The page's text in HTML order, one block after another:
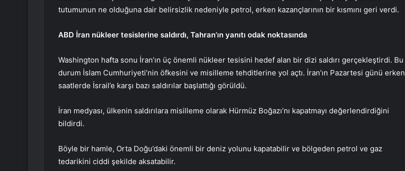
tutumunun ne olduğuna dair belirsizlik nedeniyle petrol, erken kazançlarının bir kısmını geri verdi.
ABD İran nükleer tesislerine saldırdı, Tahran’ın yanıtı odak noktasında
Washington hafta sonu İran’ın üç önemli nükleer tesisini hedef alan bir dizi saldırı gerçekleştirdi. Bu
durum İslam Cumhuriyeti’nin öfkesini ve misilleme tehditlerine yol açtı. İran’ın Pazartesi günü erken
saatlerde İsrail’e karşı bazı saldırılar başlattığı görüldü.
İran medyası, ülkenin saldırılara misilleme olarak Hürmüz Boğazı’nı kapatmayı değerlendirdiğini
bildirdi.
Böyle bir hamle, Orta Doğu’daki önemli bir deniz yolunu kapatabilir ve bölgeden petrol ve gaz
tedarikini ciddi şekilde aksatabilir.